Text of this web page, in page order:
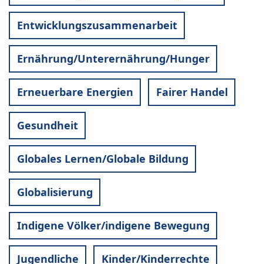
Entwicklungszusammenarbeit
Ernährung/Unterernährung/Hunger
Erneuerbare Energien Fairer Handel
Gesundheit
Globales Lernen/Globale Bildung
Globalisierung
Indigene Völker/indigene Bewegung
Jugendliche Kinder/Kinderrechte